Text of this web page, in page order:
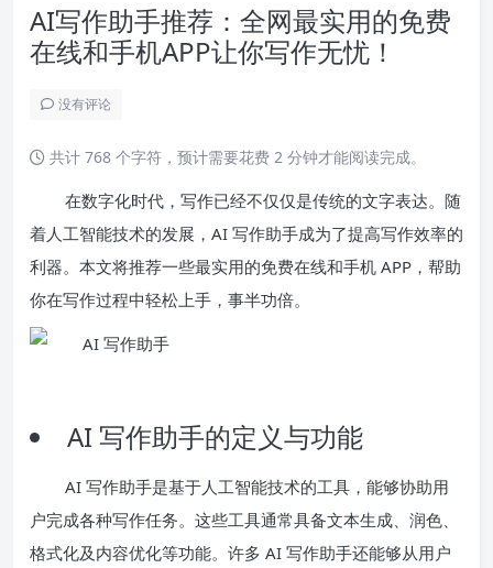
AI写作助手推荐：全网最实用的免费
在线和手机APP让你写作无忧！
没有评论
共计 768 个字符，预计需要花费 2 分钟才能阅读完成。
在数字化时代，写作已经不仅仅是传统的文字表达。随
着人工智能技术的发展，AI 写作助手成为了提高写作效率的
利器。本文将推荐一些最实用的免费在线和手机 APP，帮助
你在写作过程中轻松上手，事半功倍。
AI 写作助手的定义与功能
AI 写作助手是基于人工智能技术的工具，能够协助用
户完成各种写作任务。这些工具通常具备文本生成、润色、
格式化及内容优化等功能。许多 AI 写作助手还能够从用户